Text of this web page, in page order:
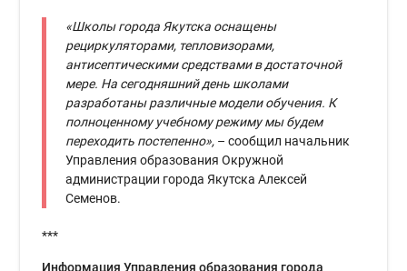
«Школы города Якутска оснащены
рециркуляторами, тепловизорами,
антисептическими средствами в достаточной
мере. На сегодняшний день школами
разработаны различные модели обучения. К
полноценному учебному режиму мы будем
переходить постепенно», – сообщил начальник
Управления образования Окружной
администрации города Якутска Алексей
Семенов.
***
Информация Управления образования города